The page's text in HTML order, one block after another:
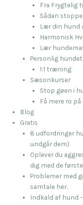
Fra Frygtelig
Sådan
Lær din hund
Harmonisk
Lær
Personlig
1:1 træning
Sæsonkurser
Stop gøen i
Få mere ro
Blog
Gratis
8 udfordringer
undgår dem)
Oplever du
dig med de
Problemer med
samtale her.
Indkald af hund –